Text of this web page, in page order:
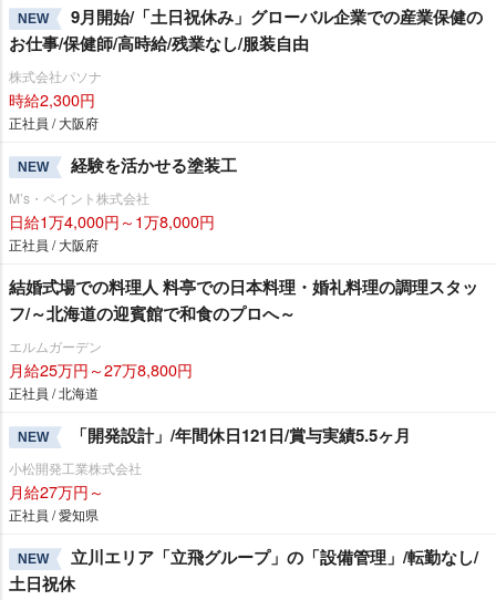
NEW
9月開始/「土日祝休み」グローバル企業での産業保健の
お仕事/保健師/高時給/残業なし/服装自由
株式会社パソナ
時給2,300円
正社員 / 大阪府
NEW 経験を活かせる塗装工
M’s・ペイント株式会社
日給1万4,000円～1万8,000円
正社員 / 大阪府
結婚式場での料理人 料亭での日本料理・婚礼料理の調理スタッ
フ/～北海道の迎賓館で和食のプロへ～
エルムガーデン
月給25万円～27万8,800円
正社員 / 北海道
NEW 「開発設計」/年間休日121日/賞与実績5.5ヶ月
小松開発工業株式会社
月給27万円～
正社員 / 愛知県
NEW
立川エリア「立飛グループ」の「設備管理」/転勤なし/
土日祝休